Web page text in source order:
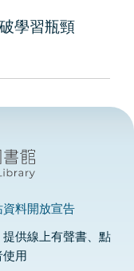
學習瓶頸
資料開放宣告
供線上有聲書、點
用